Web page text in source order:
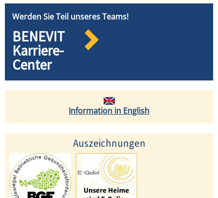
Werden Sie Teil unseres Teams!
BENEVIT
Karriere-
Center
Information in English
Auszeichnungen